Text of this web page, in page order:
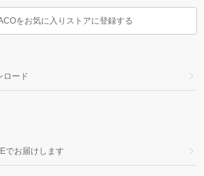
をお気に入りストアに登録する
ロード
でお届けします